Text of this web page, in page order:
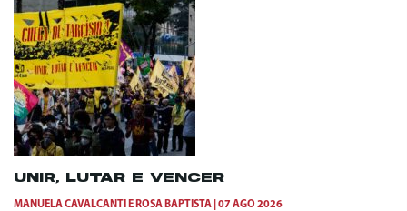
UNIR, LUTAR E VENCER
MANUELA CAVALCANTI E ROSA BAPTISTA 07 AGO 2026